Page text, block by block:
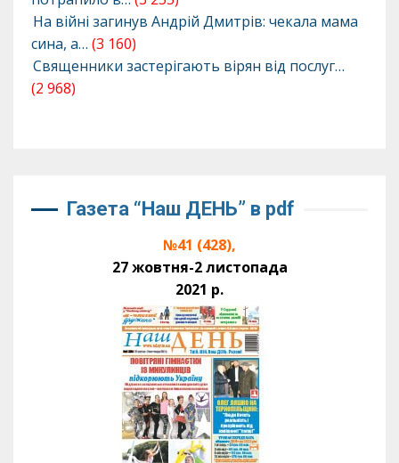
На війні загинув Андрій Дмитрів: чекала мама
сина, а… (3 160)
Священники застерігають вірян від послуг…
(2 968)
Газета “Наш ДЕНЬ” в pdf
№41 (428),
27 жовтня-2 листопада
2021 р.